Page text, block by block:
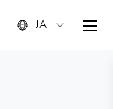
JA